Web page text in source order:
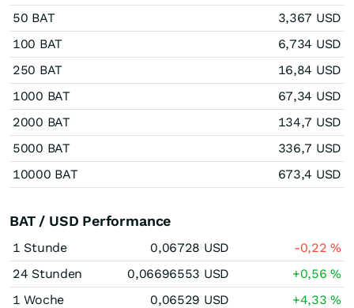
50 BAT
3,367 USD
100 BAT
6,734 USD
250 BAT
16,84 USD
1000 BAT
67,34 USD
2000 BAT
134,7 USD
5000 BAT
336,7 USD
10000 BAT
673,4 USD
BAT / USD Performance
1 Stunde 0,06728 USD -0,22%
24 Stunden
0,06696553 USD +0,56%
1 Woche
0,06529 USD +4,33%